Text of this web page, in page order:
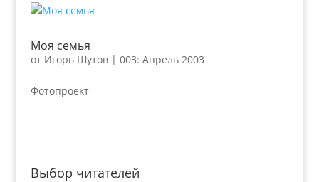
Моя семья
от Игорь Шутов| 003: Апрель 2003
Фотопроект
Выбор читателей